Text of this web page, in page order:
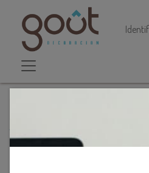
Almohadon Mr Jayda Azul